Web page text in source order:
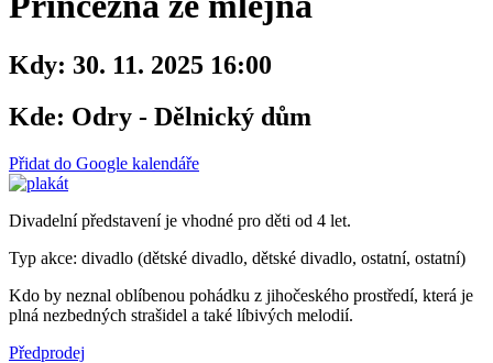
Kdy: 30. 11. 2025 16:00
Kde: Odry - Dělnický dům
Přidat do Google kalendáře
Divadelní představení je vhodné pro děti od 4 let.
Typ akce: divadlo (dětské divadlo, dětské divadlo, ostatní, ostatní)
Kdo by neznal oblíbenou pohádku z jihočeského prostředí, která je
plná nezbedných strašidel a také líbivých melodií.
Předprodej